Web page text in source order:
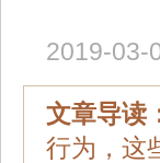
2019-03-
文章导读
行为，这